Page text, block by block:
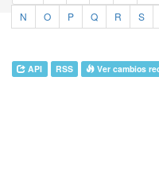
N
O P Q R S
API RSS Ver cambios